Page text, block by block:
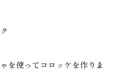
を使ってコロッケを作りま